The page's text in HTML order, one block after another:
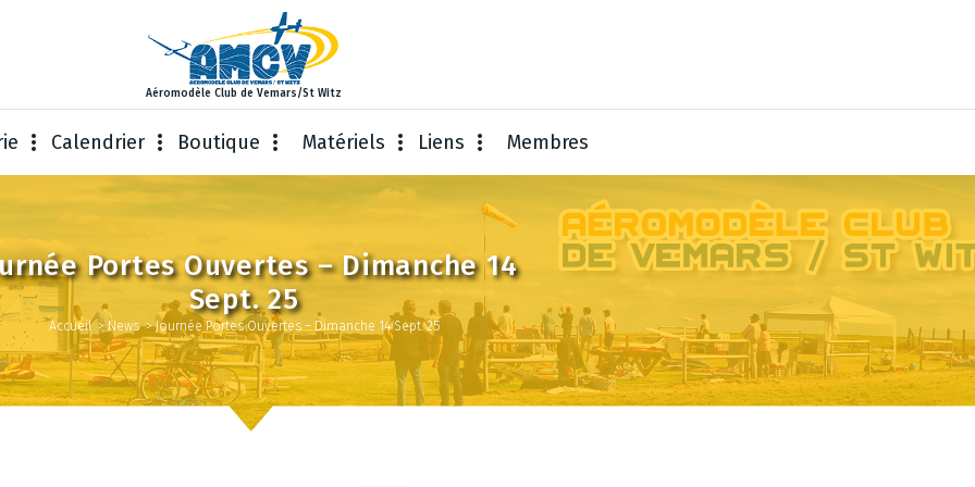
Aéromodèle Club de Vemars/St Witz
Calendrier Boutique Matériels Liens Membres
Portes Ouvertes – Dimanche 14
Sept. 25
Accueil> News>Journée Portes Ouvertes – Dimanche 14 Sept. 25